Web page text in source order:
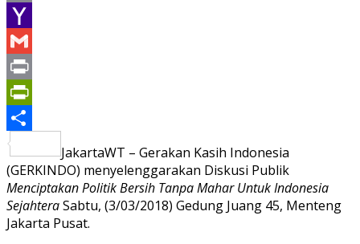
Email
Yahoo
Mail
Gmail
Print
PrintFriendly
Share
JakartaWT – Gerakan Kasih Indonesia
(GERKINDO) menyelenggarakan Diskusi Publik
Menciptakan Politik Bersih Tanpa Mahar Untuk Indonesia
SejahteraSabtu, (3/03/2018) Gedung Juang 45, Menteng
Jakarta Pusat.